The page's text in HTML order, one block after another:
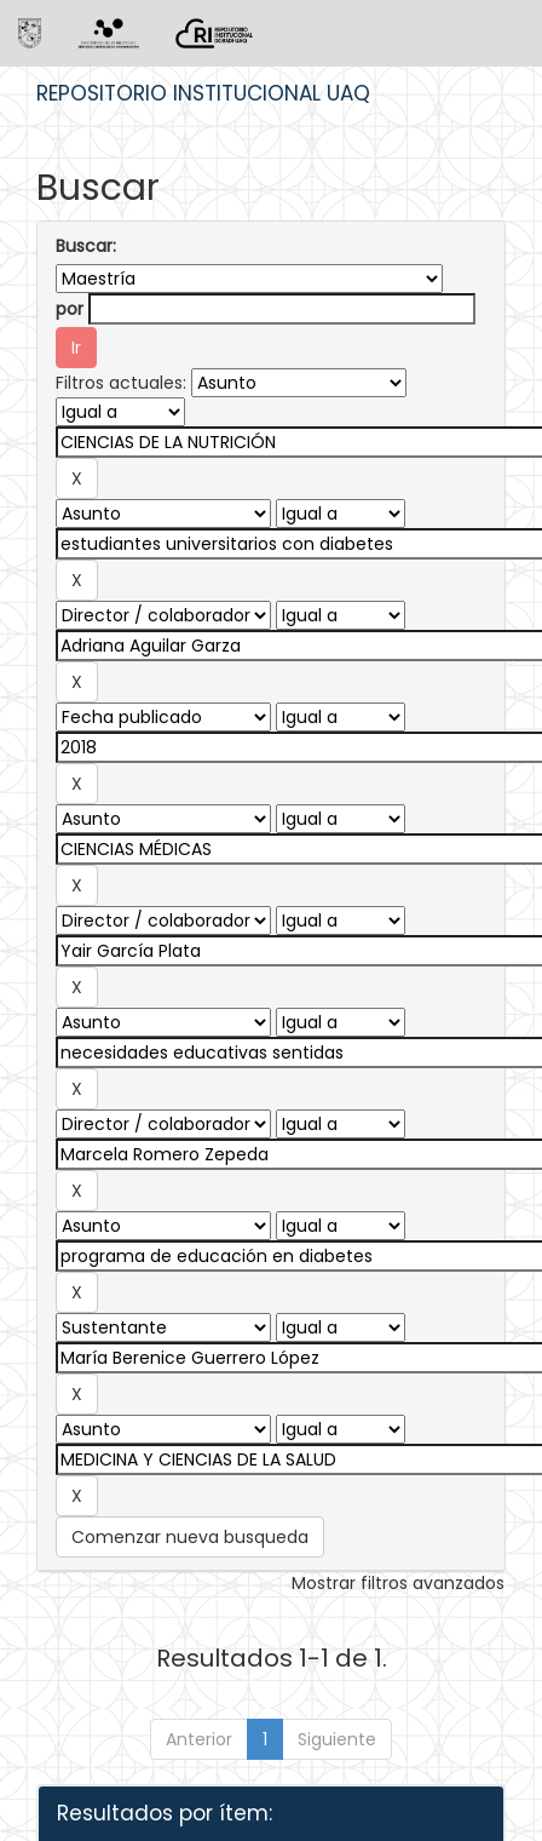
REPOSITORIO INSTITUCIONAL UAQ
Buscar
Buscar:
por
Filtros actuales:
Comenzar nueva busqueda
Mostrar filtros avanzados
Resultados 1-1 de 1.
Anterior 1 Siguiente
Resultados por ítem: